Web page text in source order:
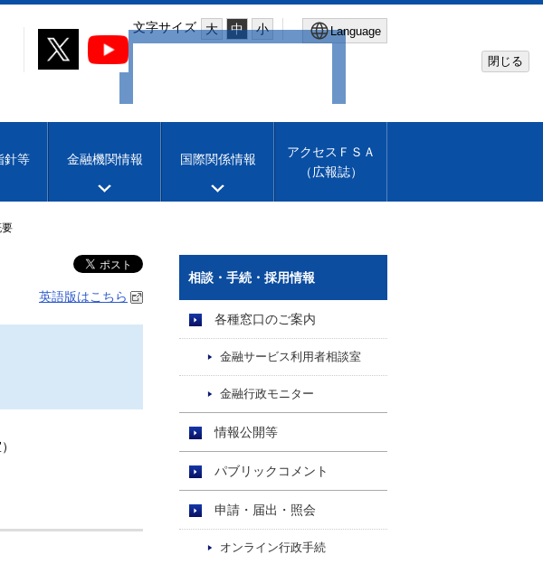
文字サイズ 大 中 小 Language
Machine translation
閉じる
針等 金融機関情報 国際関係情報
アクセスＦＳＡ
（広報誌）
英語版はこちら
相談・手続・採用情報
各種窓口のご案内
金融サービス利用者相談室
金融行政モニター
情報公開等
パブリックコメント
申請・届出・照会
オンライン行政手続